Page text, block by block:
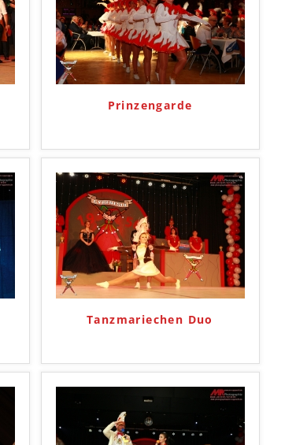
Prinzengarde
Tanzmariechen Duo